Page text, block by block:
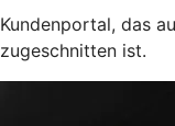
Kundenportal, das
zugeschnitten ist.